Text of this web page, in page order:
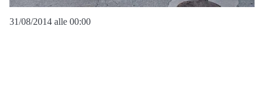
31/08/2014 alle 00:00